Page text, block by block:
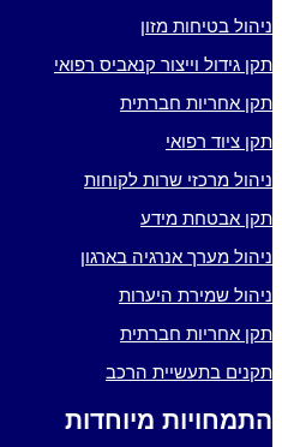
ניהול בטיחות מזון
תקן גידול וייצור קנאביס רפואי
תקן אחריות חברתית
תקן ציוד רפואי
ניהול מרכזי שרות לקוחות
תקן אבטחת מידע
ניהול מערך אנרגיה בארגון
ניהול שמירת היערות
תקן אחריות חברתית
תקנים בתעשיית הרכב
התמחויות מיוחדות